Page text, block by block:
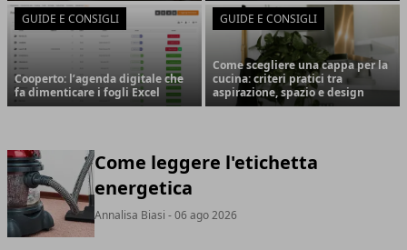
GUIDE E CONSIGLI
Cooperto: l’agenda digitale che
fa dimenticare i fogli Excel
GUIDE E CONSIGLI
Come scegliere una cappa per la
cucina: criteri pratici tra
aspirazione, spazio e design
Come leggere l'etichetta
energetica
Annalisa Biasi - 06 ago 2026